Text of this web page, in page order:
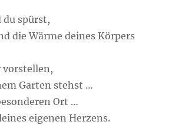
du spürst,
die Wärme deines Körpers
vorstellen,
Garten stehst …
Ort …
eigenen Herzens.